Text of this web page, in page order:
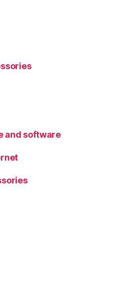
and software